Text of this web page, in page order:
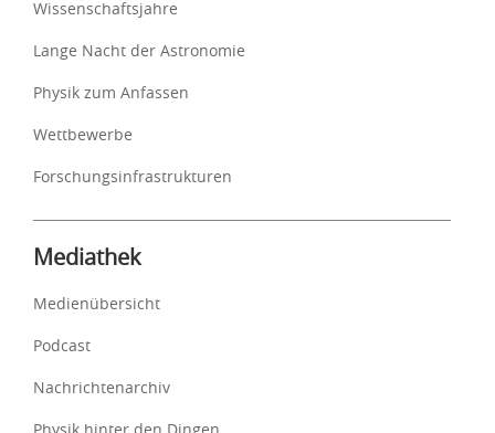
Wissenschaftsjahre
Lange Nacht der Astronomie
Physik zum Anfassen
Wettbewerbe
Forschungsinfrastrukturen
Mediathek
Medienübersicht
Podcast
Nachrichtenarchiv
Physik hinter den Dingen